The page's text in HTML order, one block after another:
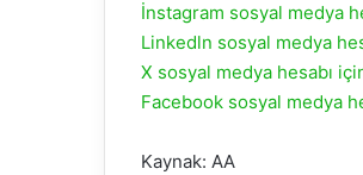
İnstagram sosyal medya
Linkedln sosyal medya
X sosyal medya hesabı
Facebook sosyal medya
Kaynak: AA